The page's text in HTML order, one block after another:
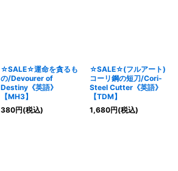
☆SALE☆運命を貪るも
の/Devourer of
Destiny《英語》
【MH3】
380円(税込)
☆SALE☆(フルアート)
コーリ鋼の短刀/Cori-
Steel Cutter《英語》
【TDM】
1,680円(税込)